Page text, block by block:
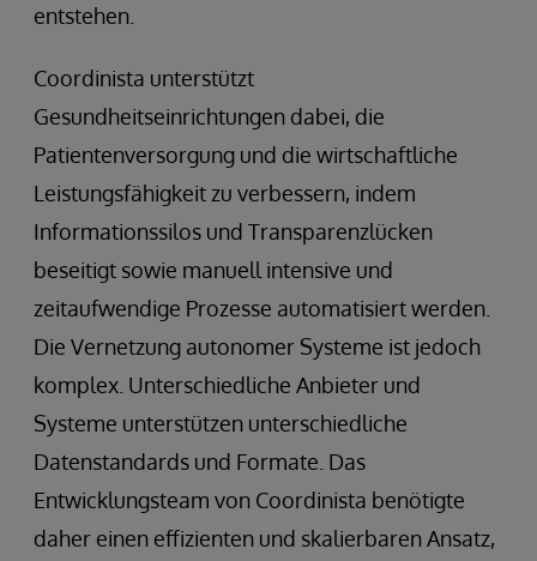
entstehen.
Coordinista unterstützt
Gesundheitseinrichtungen dabei, die
Patientenversorgung und die wirtschaftliche
Leistungsfähigkeit zu verbessern, indem
Informationssilos und Transparenzlücken
beseitigt sowie manuell intensive und
zeitaufwendige Prozesse automatisiert werden.
Die Vernetzung autonomer Systeme ist jedoch
komplex. Unterschiedliche Anbieter und
Systeme unterstützen unterschiedliche
Datenstandards und Formate. Das
Entwicklungsteam von Coordinista benötigte
daher einen effizienten und skalierbaren Ansatz,